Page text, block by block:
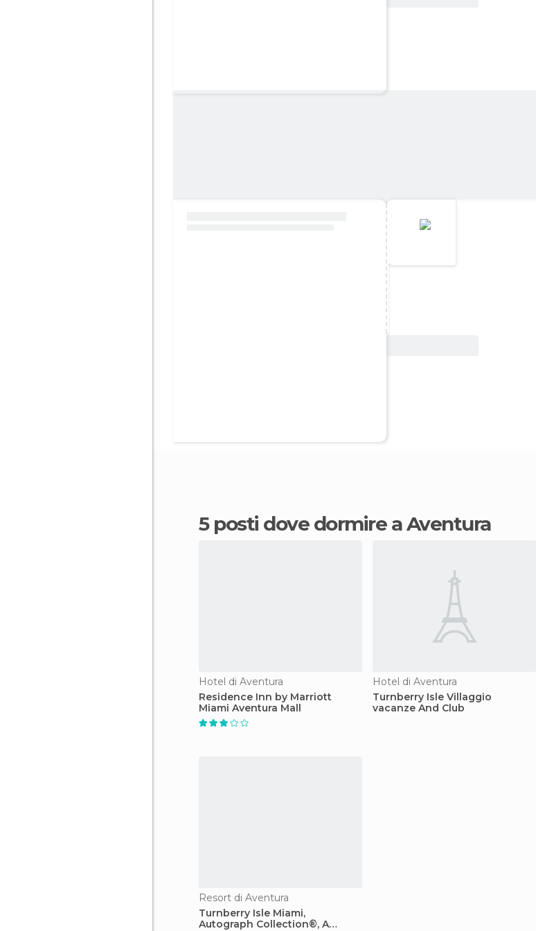
5 posti dove dormire a Aventura
Hotel di Aventura
Residence Inn by Marriott
Miami Aventura Mall
Hotel di Aventura
Turnberry Isle Villaggio
vacanze And Club
Resort di Aventura
Turnberry Isle Miami,
Autograph Collection®, A